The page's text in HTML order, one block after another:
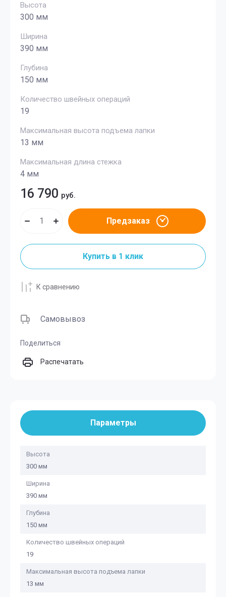
Высота
300 мм
Ширина
390 мм
Глубина
150 мм
Количество швейных операций
19
Максимальная высота подъема лапки
13 мм
Максимальная длина стежка
4 мм
16 790 руб.
Предзаказ
Купить в 1 клик
К сравнению
Самовывоз
Поделиться
Распечатать
Параметры
Высота
300 мм
Ширина
390 мм
Глубина
150 мм
Количество швейных операций
19
Максимальная высота подъема лапки
13 мм